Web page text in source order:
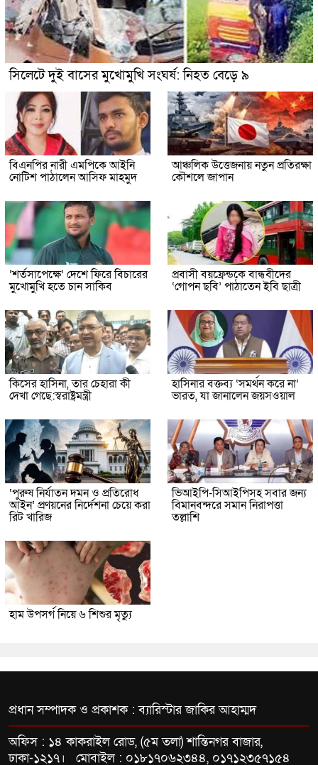
সিলেটে দুই বাসের মুখোমুখি সংঘর্ষ: নিহত বেড়ে ৯
বিএনপির নারী এমপিকে আইনি
নোটিশ পাঠালেন আসিফ মাহমুদ
আঞ্চলিক উত্তেজনায় নতুন প্রতিরক্ষা
কৌশলে জাপান
‘শর্তসাপেক্ষে’ দেশে ফিরে বিচারের
মুখোমুখি হতে চান সাকিব
প্রবাসী বয়ফ্রেন্ডকে বান্ধবীদের
‘গোপন ছবি’ পাঠাতেন ইবি ছাত্রী
কিসের হাসিনা, তার চেহারা কী
দেখা গেছে:স্বরাষ্ট্রমন্ত্রী
হাসিনার বক্তব্য ‘সমর্থন করে না’
ভারত, যা জানালেন জয়সওয়াল
‘পুরুষ নির্যাতন দমন ও প্রতিরোধ
আইন’ প্রণয়নের নির্দেশনা চেয়ে করা
রিট খারিজ
ভিআইপি-সিআইপিসহ সবার জন্য
বিমানবন্দরে সমান নিরাপত্তা
তল্লাশি
হাম উপসর্গ নিয়ে ৬ শিশুর মৃত্যু
প্রধান সম্পাদক ও প্রকাশক : ব্যারিস্টার জাকির আহাম্মদ
অফিস : ১৪ কাকরাইল রোড, (৫ম তলা) শান্তিনগর বাজার,
ঢাকা-১২১৭। মোবাইল : ০১৮১৭০৬২৩৪৪, ০১৭১২৩৫৭১৫৪